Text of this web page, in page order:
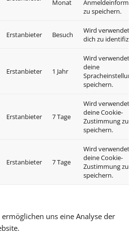
Monat
zu speichern.
Erstanbieter Besuch
Wird verwendet,
dich zu
Erstanbieter 1 Jahr
Wird verwendet,
deine
speichern.
Erstanbieter 7 Tage
Wird verwendet,
deine Cookie-
Zustimmung zu
speichern.
Erstanbieter 7 Tage
Wird verwendet,
deine Cookie-
Zustimmung zu
speichern.
uns eine Analyse der